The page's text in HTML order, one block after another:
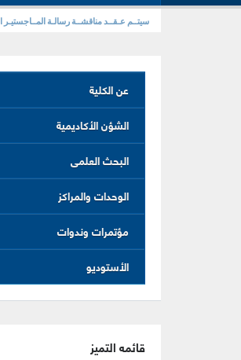
سيتــم عـقــد مناقشــة رسالـة
سيتــم عـقــد مناقشــة رسالـة
عن الكلية
الشؤن الأكاديمية
البحث العلمى
الوحدات والمراكز
مؤتمرات وندوات
الأستوديو
قائمه التميز